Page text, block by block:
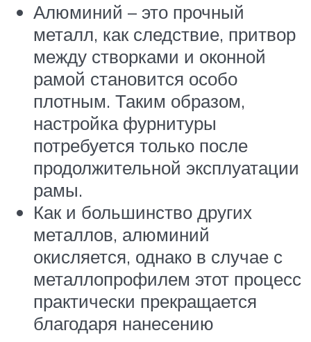
Алюминий – это прочный
металл, как следствие, притвор
между створками и оконной
рамой становится особо
плотным. Таким образом,
настройка фурнитуры
потребуется только после
продолжительной эксплуатации
рамы.
Как и большинство других
металлов, алюминий
окисляется, однако в случае с
металлопрофилем этот процесс
практически прекращается
благодаря нанесению